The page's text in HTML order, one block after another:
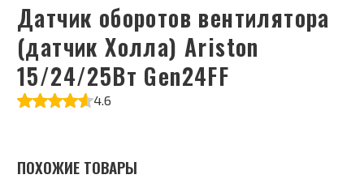
Датчик оборотов вентилятора
(датчик Холла) Ariston
15/24/25Вт Gen24FF
4.6
ПОХОЖИЕ ТОВАРЫ